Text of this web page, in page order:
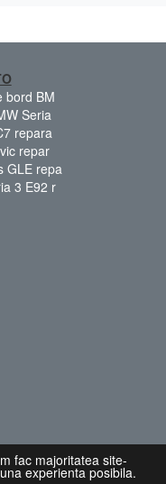
bord BM
Seria
repara
repar
GLE repa
3 E92 r
fac majoritatea site-
experienta posibila.